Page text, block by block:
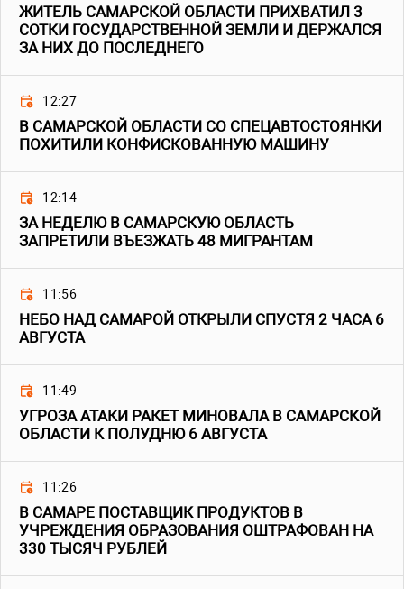
ЖИТЕЛЬ САМАРСКОЙ ОБЛАСТИ ПРИХВАТИЛ 3
СОТКИ ГОСУДАРСТВЕННОЙ ЗЕМЛИ И ДЕРЖАЛСЯ
ЗА НИХ ДО ПОСЛЕДНЕГО
12:27
В САМАРСКОЙ ОБЛАСТИ СО СПЕЦАВТОСТОЯНКИ
ПОХИТИЛИ КОНФИСКОВАННУЮ МАШИНУ
12:14
ЗА НЕДЕЛЮ В САМАРСКУЮ ОБЛАСТЬ
ЗАПРЕТИЛИ ВЪЕЗЖАТЬ 48 МИГРАНТАМ
11:56
НЕБО НАД САМАРОЙ ОТКРЫЛИ СПУСТЯ 2 ЧАСА 6
АВГУСТА
11:49
УГРОЗА АТАКИ РАКЕТ МИНОВАЛА В САМАРСКОЙ
ОБЛАСТИ К ПОЛУДНЮ 6 АВГУСТА
11:26
В САМАРЕ ПОСТАВЩИК ПРОДУКТОВ В
УЧРЕЖДЕНИЯ ОБРАЗОВАНИЯ ОШТРАФОВАН НА
330 ТЫСЯЧ РУБЛЕЙ